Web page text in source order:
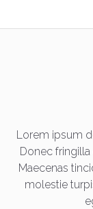
Lorem ipsum
Donec
Maecenas
molestie